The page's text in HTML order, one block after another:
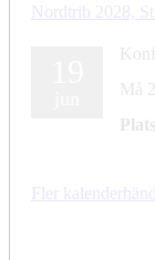
Nordtrib 2028,
Må
Fler